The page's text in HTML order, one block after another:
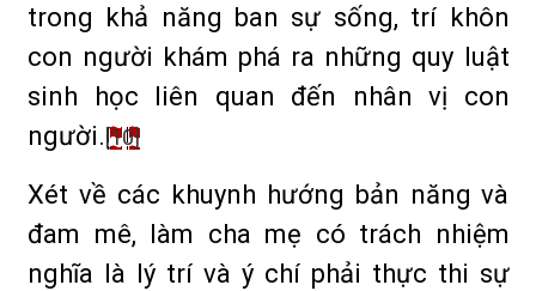
trong khả năng ban sự sống, trí khôn
con người khám phá ra những quy luật
sinh học liên quan đến nhân vị con
người.[10]
Xét về các khuynh hướng bản năng và
đam mê, làm cha mẹ có trách nhiệm
nghĩa là lý trí và ý chí phải thực thi sự